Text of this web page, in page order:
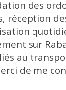
des
réception
sur
au
de me